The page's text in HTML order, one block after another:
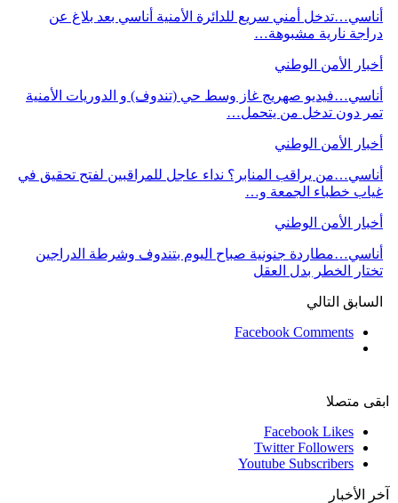
أناسي…تدخل أمني سريع للدائرة الأمنية أناسي بعد بلاغ عن
دراجة نارية مشبوهة…
أخبار الأمن الوطني
أناسي…فيديو صهريج غاز وسط حي (تندوف) و الدوريات الأمنية
تمر دون تدخل من يتحمل…
أخبار الأمن الوطني
أناسي…من يراقب المنابر؟ نداء عاجل للمراقبين لفتح تحقيق في
غياب خطباء الجمعة و…
أخبار الأمن الوطني
أناسي…مطاردة جنونية صباح اليوم بتندوف وشرطة الدراجين
تختار الخطر بدل العقل
السابق التالي
Facebook Comments
ابقى متصلا
Facebook Likes
Twitter Followers
Youtube Subscribers
آخر الأخبار